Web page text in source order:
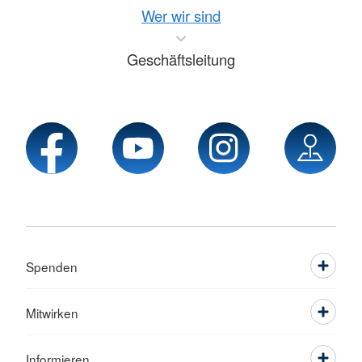
Wer wir sind
Geschäftsleitung
Spenden
Mitwirken